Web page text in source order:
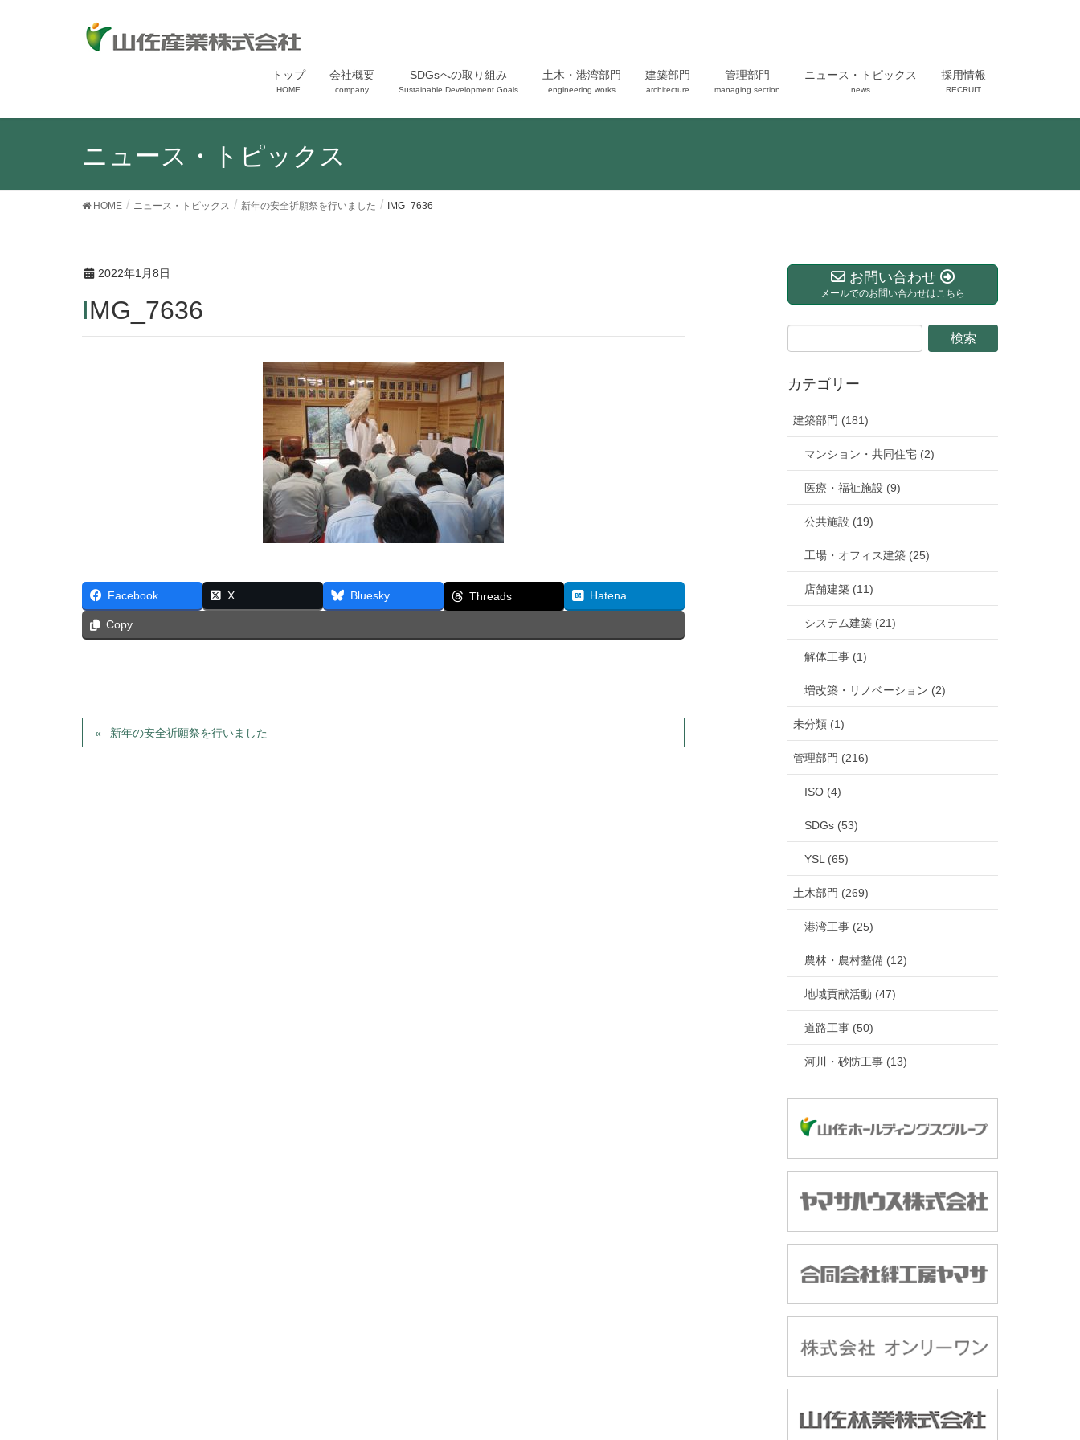
トップ
HOME
会社概要
company
SDGsへの取り組み
Sustainable Development Goals
土木・港湾部門
engineering works
建築部門
architecture
管理部門
managing section
ニュース・トピックス
news
採用情報
RECRUIT
ニュース・トピックス
HOME ニュース・トピックス 新年の安全祈願祭を行いました IMG_7636
2022年1月8日
IMG_7636
Facebook X Bluesky Threads Hatena
Copy
新年の安全祈願祭を行いました
お問い合わせ
メールでのお問い合わせはこちら
カテゴリー
建築部門 (181)
マンション・共同住宅 (2)
医療・福祉施設 (9)
公共施設 (19)
工場・オフィス建築 (25)
店舗建築 (11)
システム建築 (21)
解体工事 (1)
増改築・リノベーション (2)
未分類 (1)
管理部門 (216)
ISO (4)
SDGs (53)
YSL (65)
土木部門 (269)
港湾工事 (25)
農林・農村整備 (12)
地域貢献活動 (47)
道路工事 (50)
河川・砂防工事 (13)